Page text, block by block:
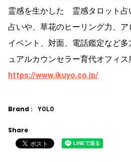
霊感を生かした 霊感タロット占
占いや、草花のヒーリング力、ア
イベント、対面、電話鑑定など
ュアルカウンセラー育代オフィス
https://www.ikuyo.co.jp/
Brand : YOLO
Share